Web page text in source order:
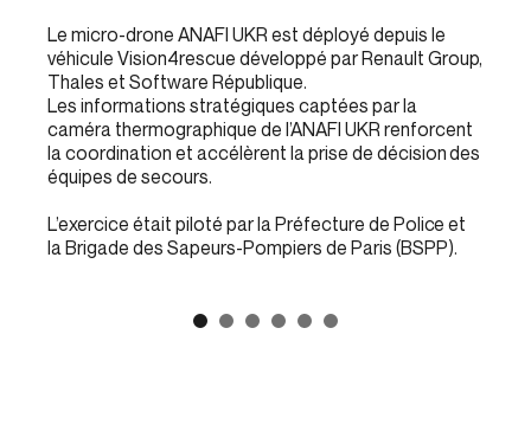
Le micro-drone ANAFI UKR est déployé depuis le
véhicule Vision4rescue développé par Renault Group,
Thales et Software République.
Les informations stratégiques captées par la
caméra thermographique de l’ANAFI UKR renforcent
la coordination et accélèrent la prise de décision des
équipes de secours.
L’exercice était piloté par la Préfecture de Police et
la Brigade des Sapeurs-Pompiers de Paris (BSPP).